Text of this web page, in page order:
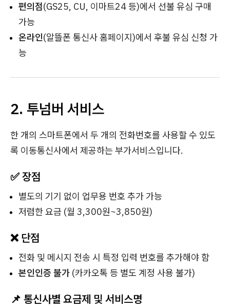
편의점(GS25, CU, 이마트24 등)에서 선불 유심 구매
가능
온라인(알뜰폰 통신사 홈페이지)에서 후불 유심 신청 가
능
2. 투넘버 서비스
한 개의 스마트폰에서 두 개의 전화번호를 사용할 수 있도
록 이동통신사에서 제공하는 부가서비스입니다.
✅ 장점
별도의 기기 없이 업무용 번호 추가 가능
저렴한 요금 (월 3,300원~3,850원)
❌ 단점
전화 및 메시지 전송 시 특정 입력 번호를 추가해야 함
본인인증 불가 (카카오톡 등 별도 계정 사용 불가)
📌 통신사별 요금제 및 서비스명